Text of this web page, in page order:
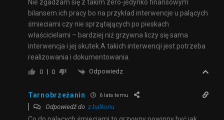
Nie zgadzam się z takim zero-jedynko finansowym
bilansem ich pracy bo na przykład interwencje u palących
śmieciami czy nie sprzątających po pieskach
właścicielami – bardziej niż grzywna liczy się sama
interwencja i jej skutek.A takich interwencji jest potrzeba
realizowania i dokumentowania.
0 0 Odpowiedz
Tarnobrzeżanin 6 lata temu
Odpowiedź do z balkonu